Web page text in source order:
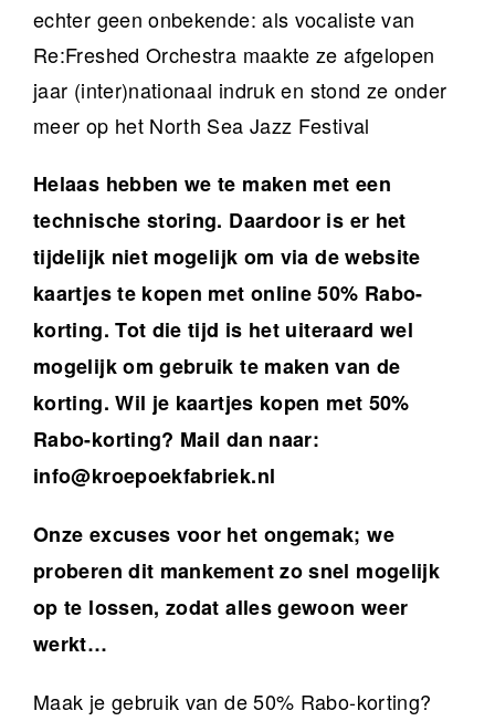
echter geen onbekende: als vocaliste van
Re:Freshed Orchestra maakte ze afgelopen
jaar (inter)nationaal indruk en stond ze onder
meer op het North Sea Jazz Festival
Helaas hebben we te maken met een
technische storing. Daardoor is er het
tijdelijk niet mogelijk om via de website
kaartjes te kopen met online 50% Rabo-
korting. Tot die tijd is het uiteraard wel
mogelijk om gebruik te maken van de
korting. Wil je kaartjes kopen met 50%
Rabo-korting? Mail dan naar:
info@kroepoekfabriek.nl
Onze excuses voor het ongemak; we
proberen dit mankement zo snel mogelijk
op te lossen, zodat alles gewoon weer
werkt…
Maak je gebruik van de 50% Rabo-korting?